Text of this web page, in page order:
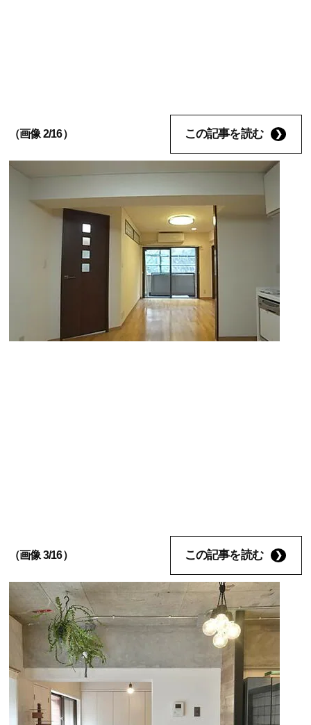
（画像 2/16） この記事を読む
（画像 3/16） この記事を読む